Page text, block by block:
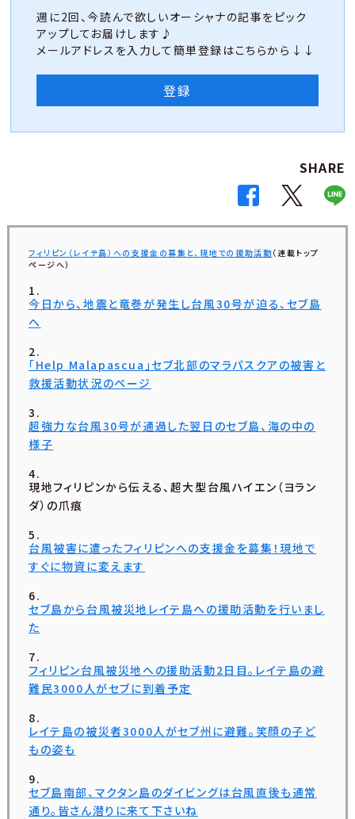
週に2回、今読んで欲しいオーシャナの記事をピック
アップしてお届けします♪
メールアドレスを入力して簡単登録はこちらから↓↓
登録
SHARE
フィリピン（レイテ島）への支援金の募集と、現地での援助活動（連載トップ
ページへ）
今日から、地震と竜巻が発生し台風30号が迫る、セブ島
へ
「Help Malapascua」セブ北部のマラパスクアの被害と
救援活動状況のページ
超強力な台風30号が通過した翌日のセブ島、海の中の
様子
現地フィリピンから伝える、超大型台風ハイエン（ヨラン
ダ）の爪痕
台風被害に遭ったフィリピンへの支援金を募集！現地で
すぐに物資に変えます
セブ島から台風被災地レイテ島への援助活動を行いまし
た
フィリピン台風被災地への援助活動2日目。レイテ島の避
難民3000人がセブに到着予定
レイテ島の被災者3000人がセブ州に避難。笑顔の子ど
もの姿も
セブ島南部、マクタン島のダイビングは台風直後も通常
通り。皆さん潜りに来て下さいね